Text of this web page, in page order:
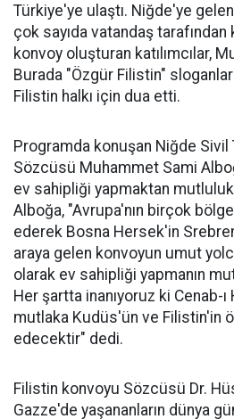
Türkiye'ye ulaştı. Niğde'ye
çok sayıda vatandaş tarafından
konvoy oluşturan katılımcılar,
Burada "Özgür Filistin"
Filistin halkı için dua etti.
Programda konuşan Niğde Sivil
Sözcüsü Muhammet Sami
ev sahipliği yapmaktan mutluluk
Alboğa, "Avrupa'nın birçok
ederek Bosna Hersek'in
araya gelen konvoyun umut
olarak ev sahipliği yapmanın
Her şartta inanıyoruz ki Cenab-
mutlaka Kudüs'ün ve Filistin'in
edecektir" dedi.
Filistin konvoyu Sözcüsü Dr.
Gazze'de yaşananların dünya